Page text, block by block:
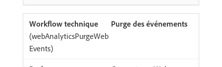
Purge des événements
(webAnalyticsPurgeWeb
Events)